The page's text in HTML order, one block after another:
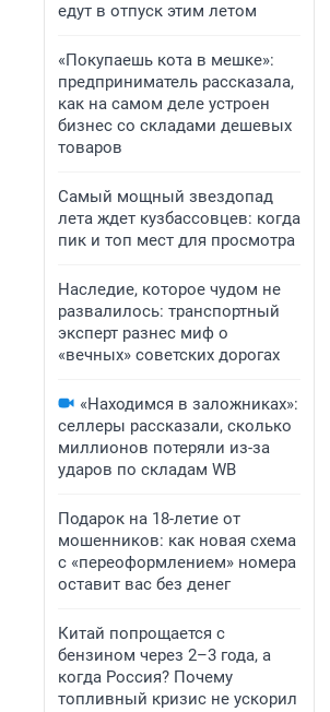
едут в отпуск этим летом
«Покупаешь кота в мешке»:
предприниматель рассказала,
как на самом деле устроен
бизнес со складами дешевых
товаров
Самый мощный звездопад
лета ждет кузбассовцев: когда
пик и топ мест для просмотра
Наследие, которое чудом не
развалилось: транспортный
эксперт разнес миф о
«вечных» советских дорогах
«Находимся в заложниках»:
селлеры рассказали, сколько
миллионов потеряли из-за
ударов по складам WB
Подарок на 18-летие от
мошенников: как новая схема
с «переоформлением» номера
оставит вас без денег
Китай попрощается с
бензином через 2–3 года, а
когда Россия? Почему
топливный кризис не ускорил